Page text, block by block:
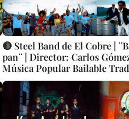
🔴 Steel Band de El Cobre |
pan¨ | Director: Carlos
Música Popular Bailable
Cubana | Artistas Cubanos |